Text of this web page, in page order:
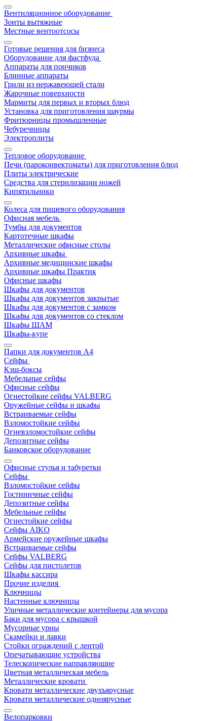
Вентиляционное оборудование
Зонты вытяжные
Местные вентоотсосы
Готовые решения для бизнеса
Оборудование для фастфуда
Аппараты для пончиков
Блинные аппараты
Грили из нержавеющей стали
Жарочные поверхности
Мармиты для первых и вторых блюд
Установка для приготовления шаурмы
Фритюрницы промышленные
Чебуречницы
Электроплиты
Тепловое оборудование
Печи (пароконвектоматы) для приготовления блюд
Плиты электрические
Средства для стерилизации ножей
Кипятильники
Колеса для пищевого оборудования
Офисная мебель
Тумбы для документов
Картотечные шкафы
Металлические офисные столы
Архивные шкафы
Архивные медицинские шкафы
Архивные шкафы Практик
Офисные шкафы
Шкафы для документов
Шкафы для документов закрытые
Шкафы для документов с замком
Шкафы для документов со стеклом
Шкафы ШАМ
Шкафы-купе
Папки для документов A4
Сейфы
Кэш-боксы
Мебельные сейфы
Офисные сейфы
Огнестойкие сейфы VALBERG
Оружейные сейфы и шкафы
Встраиваемые сейфы
Взломостойкие сейфы
Огневзломостойкие сейфы
Депозитные сейфы
Банковское оборудование
Офисные стулья и табуретки
Сейфы
Взломостойкие сейфы
Гостиничные сейфы
Депозитные сейфы
Мебельные сейфы
Огнестойкие сейфы
Сейфы AIKO
Армейские оружейные шкафы
Встраиваемые сейфы
Сейфы VALBERG
Сейфы для пистолетов
Шкафы кассира
Прочие изделия
Ключницы
Настенные ключницы
Уличные металлические контейнеры для мусора
Баки для мусора с крышкой
Мусорные урны
Скамейки и лавки
Стойки ограждений с лентой
Опечатывающие устройства
Телескопические направляющие
Цветная металлическая мебель
Металлические кровати
Кровати металлические двухъярусные
Кровати металлические одноярусные
Велопарковки